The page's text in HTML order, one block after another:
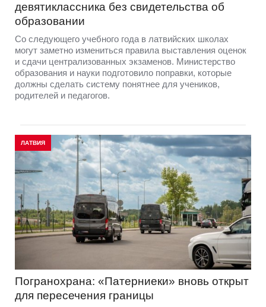
девятиклассника без свидетельства об
образовании
Со следующего учебного года в латвийских школах
могут заметно измениться правила выставления оценок
и сдачи централизованных экзаменов. Министерство
образования и науки подготовило поправки, которые
должны сделать систему понятнее для учеников,
родителей и педагогов.
ЛАТВИЯ
Погранохрана: «Патерниеки» вновь открыт
для пересечения границы